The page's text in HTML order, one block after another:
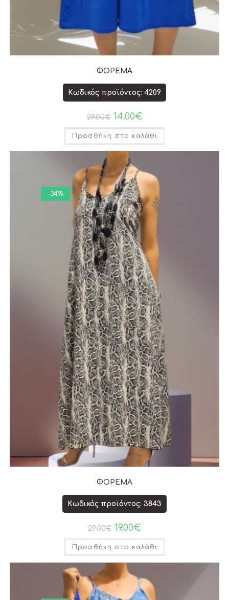
ΦΟΡΕΜΑ
Κωδικός προϊόντος: 4209
29.00€ 14.00€
Προσθήκη στο καλάθι
-34%
ΦΟΡΕΜΑ
Κωδικός προϊόντος: 3843
29.00€ 19.00€
Προσθήκη στο καλάθι